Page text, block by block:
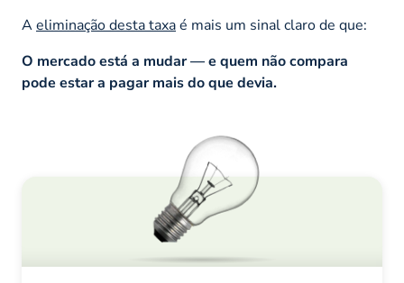
Aeliminação desta taxaé mais um sinal claro de que:
O mercado está a mudar — e quem não compara
pode estar a pagar mais do que devia.